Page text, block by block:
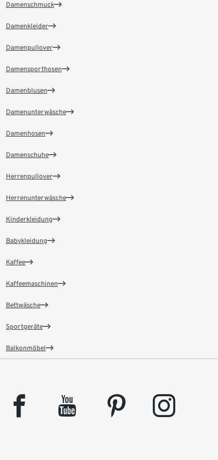
Damenschmuck
Damenkleider
Damenpullover
Damensporthosen
Damenblusen
Damenunterwäsche
Damenhosen
Damenschuhe
Herrenpullover
Herrenunterwäsche
Kinderkleidung
Babykleidung
Kaffee
Kaffeemaschinen
Bettwäsche
Sportgeräte
Balkonmöbel
facebook youtube pinterest instagram